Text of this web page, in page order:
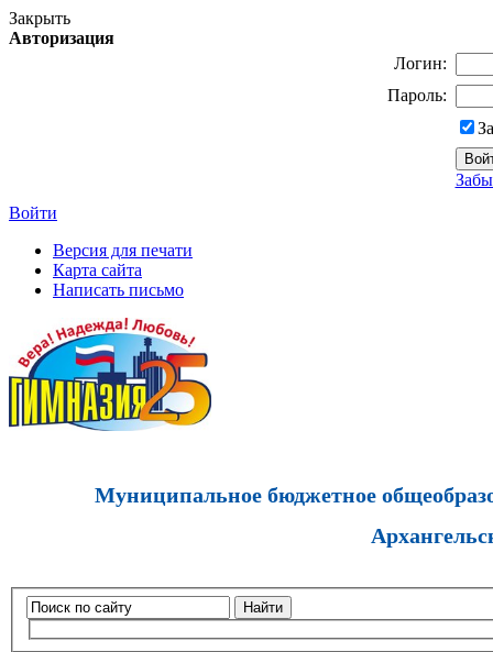
Закрыть
Авторизация
Логин:
Пароль:
Войти
Версия для печати
Карта сайта
Написать письмо
Муниципальное бюджетное
Найти